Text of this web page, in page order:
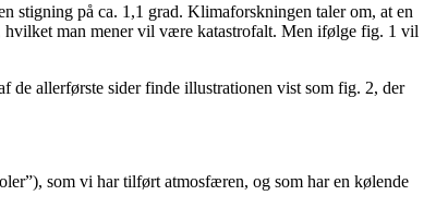
stigning på ca. 1,1 grad. Klimaforskningen taler om, at en
man mener vil være katastrofalt. Men ifølge fig. 1 vil
de allerførste sider finde illustrationen vist som fig. 2, der
som vi har tilført atmosfæren, og som har en kølende